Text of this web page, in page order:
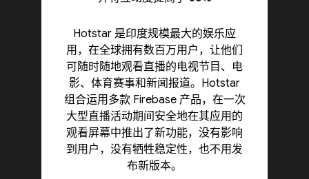
Hotstar 是印度规模最大的娱乐应
用，在全球拥有数百万用户，让他们
可随时随地观看直播的电视节目、电
影、体育赛事和新闻报道。Hotstar
组合运用多款 Firebase 产品，在一次
大型直播活动期间安全地在其应用的
观看屏幕中推出了新功能，没有影响
到用户，没有牺牲稳定性，也不用发
布新版本。